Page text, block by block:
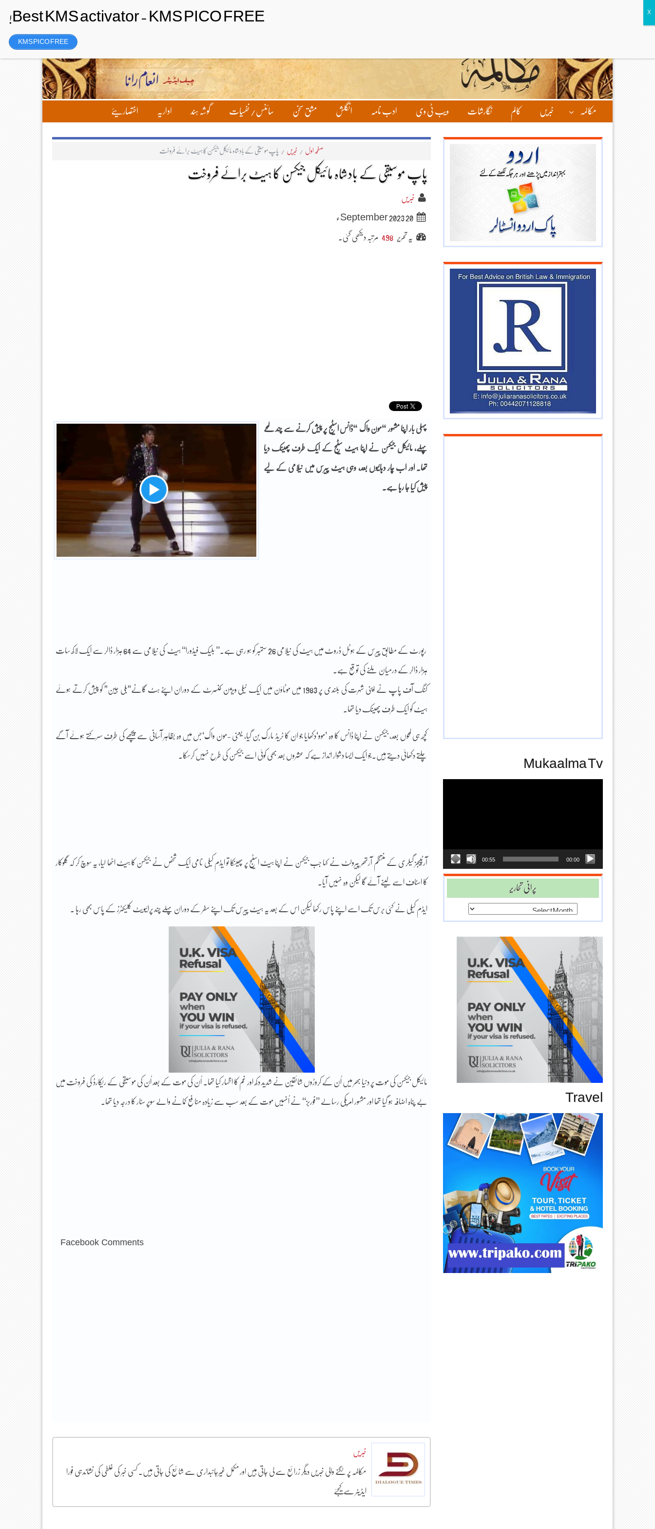
Friday، 7 August 2026ء لاگ ان رجسٹر
مکالمہ خبریں کالم نگارشات ویب ٹی وی ادب نامہ انگلش مشق سخن سائنس/ نفسیات گوشہ ہند اداریہ اختصاریئے
صفحہ اول / خبریں / پاپ موسیقی کے بادشاہ مائیکل جیکسن کا ہیٹ برائے فروخت
پاپ موسیقی کے بادشاہ مائیکل جیکسن کا ہیٹ برائے فروخت
خبریں
20 September 2023ء
یہ تحریر 498 مرتبہ دیکھی گئی۔
پہلی بار اپنا مشہور “مون واک “ڈانس اسٹیج پر پیش کرنے سے چند لمحے
پہلے، مائیکل جیکسن نے اپنا ہیٹ سٹیج کے ایک طرف پھینک دیا
تھا۔ اور اب چار دہائیوں بعد، وہی ہیٹ پیرس میں نیلامی کے لیے
پیش کیا جا رہا ہے۔
رپورٹ کے مطابق پیرس کے ہوٹل ڈروٹ میں ہیٹ کی نیلامی 26 ستمبر کو ہو رہی ہے۔’’ بلیک فیڈورا‘‘ ہیٹ کی نیلامی سے 64 ہزار ڈالر سے ایک لاکھ سات
ہزار ڈالر کے درمیان ملنے کی توقع ہے۔
کنگ آف پاپ نے اپنی شہرت کی بلندی پر 1983 میں موٹاؤن میں ایک ٹیلی ویژن کنسرٹ کے دوران اپنے ہٹ گانے”بلی جین” کو پیش کرتے ہوئے
ہیٹ کو ایک طرف پھینک دیا تھا۔
کچھ ہی لمحوں بعد، جیکسن نے اپنا ڈانس کا وہ ’موو‘دکھایا جو ان کا ٹریڈ مارک بن گیا، یعنی -مون واک‘جس میں وہ بظاہر آسانی سے پیچھے کی طرف سرکتے ہوئے آگے
چلتے دکھائی دیتے ہیں۔جو ایک ایسا دشوار انداز ہے کہ عشروں بعد بھی کوئی اسے جیکسن کی طرح نہیں کرسکا۔
آرٹپیجز گیلری کے منتظم آرتھر پیرولٹ نے کہا جب جیکسن نے اپنا ہیٹ اسٹیج پر پھینکا تو ایڈم کیلی نامی ایک شخص نے جیکسن کا ہیٹ اٹھا لیا، یہ سوچ کر کہ گلوکار
کا اسٹاف اسے لینے آئے گا لیکن وہ نہیں آیا۔
ایڈم کیلی نے کئی برس تک اسے اپنے پاس رکھا لیکن اس کے بعد یہ ہیٹ پیرس تک اپنے سفر کے دوران پہلے چند پرائیویٹ کلیکٹرز کے پاس بھی رہا ۔
مائیکل جیکسن کی موت پر دنیا بھر میں اُن کے کروڑوں شائقین نے شدید دکھ اور غم کا اظہار کیا تھا۔ اُن کی موت کے بعد اُن کی موسیقی کے ریکارڈ کی فروخت میں
بے پناہ اضافہ ہو گیا تھا اور مشہور امریکی رسالے ’’فوربز‘‘ نے اُنہیں موت کے بعد سب سے زیادہ منافع کمانے والے سوپر سٹار کا درجہ دیا تھا۔
Facebook Comments
خبریں
مکالمہ پر لگنے والی خبریں دیگر زرائع سے لی جاتی ہیں اور مکمل غیرجانبداری سے شائع کی جاتی ہیں۔ کسی خبر کی غلطی کی نشاندہی فورا
ایڈیٹر سے کیجئے
Mukaalma Tv
00:00
00:55
پرانی تحاریر
Travel
KMS PICO FREE